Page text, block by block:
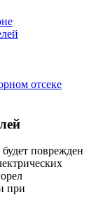
отсеке
поврежден
при